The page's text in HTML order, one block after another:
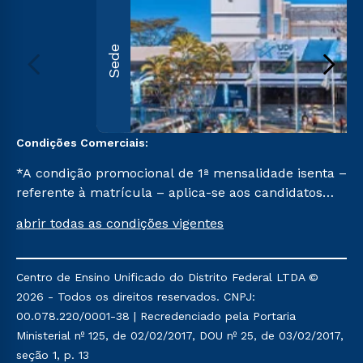
Sede
Condições Comerciais:
*A condição promocional de 1ª mensalidade isenta –
referente à matrícula – aplica-se aos candidatos
na prova on-line ou agendada, que ofertam bolsas
semestre vigente, que ainda não tenham efetivado
e/ou não tenham cancelado ou trancado sua
matrícula em uma das Instituições da Cruzeiro do
Sul Educacional, no período de um ano. Tais
condições não se aplicam aos cursos de Medicina, e
abrir todas as condições vigentes
Centro de Ensino Unificado do Distrito Federal LTDA ©
2026 - Todos os direitos reservados. CNPJ:
00.078.220/0001-38 | Recredenciado pela Portaria
Ministerial nº 125, de 02/02/2017, DOU nº 25, de 03/02/2017,
seção 1, p. 13